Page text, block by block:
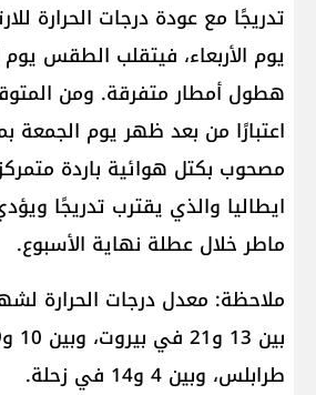
تدريجًا مع عودة درجات الحرارة
يوم الأربعاء، فيتقلب الطقس
هطول أمطار متفرقة. ومن
اعتبارًا من بعد ظهر يوم
مصحوب بكتل هوائية باردة
ايطاليا والذي يقترب تدريجًا
ماطر خلال عطلة نهاية الأسبوع.
ملاحظة: معدل درجات الحرارة
طرابلس، وبين 4 و14 في زحلة.